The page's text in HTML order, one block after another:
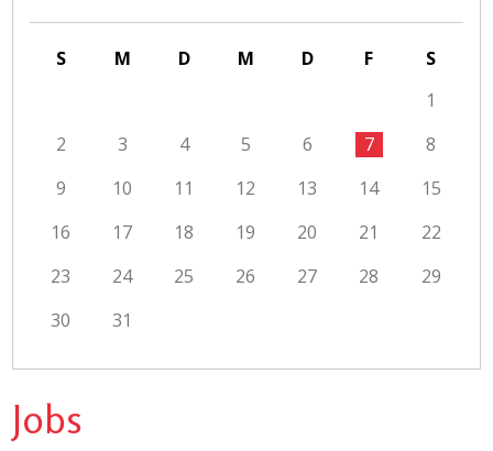
S M D M D F
S
1
2
3 4 5 6 7
8
9
10 11 12 13 14
15
16
17 18 19 20 21
22
23
24 25 26 27 28
29
30
31
Jobs